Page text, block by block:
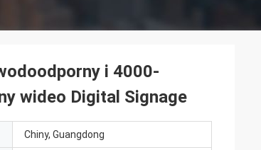
i 4000-
wideo Digital Signage
Chiny, Guangdong